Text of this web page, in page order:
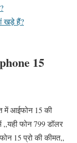
खड़े हैं?
15
में आईफोन 15 की
फोन 799 डॉलर
15 प्रो की कीमत,,